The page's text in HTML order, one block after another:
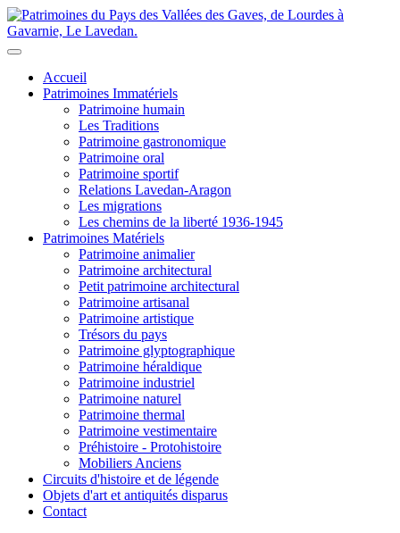
Accueil
Patrimoines Immatériels
Patrimoine humain
Les Traditions
Patrimoine gastronomique
Patrimoine oral
Patrimoine sportif
Relations Lavedan-Aragon
Les migrations
Les chemins de la liberté 1936-1945
Patrimoines Matériels
Patrimoine animalier
Patrimoine architectural
Petit patrimoine architectural
Patrimoine artisanal
Patrimoine artistique
Trésors du pays
Patrimoine glyptographique
Patrimoine héraldique
Patrimoine industriel
Patrimoine naturel
Patrimoine thermal
Patrimoine vestimentaire
Préhistoire - Protohistoire
Mobiliers Anciens
Circuits d'histoire et de légende
Objets d'art et antiquités disparus
Contact